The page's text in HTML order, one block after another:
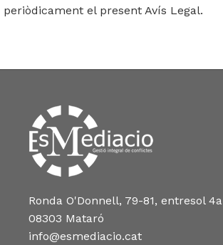
periòdicament el present Avís Legal.
Ronda O'Donnell, 79-81, entresol 4a
08303 Mataró
info@esmediacio.cat